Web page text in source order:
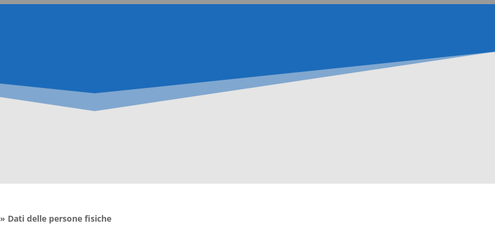
» Dati delle persone fisiche